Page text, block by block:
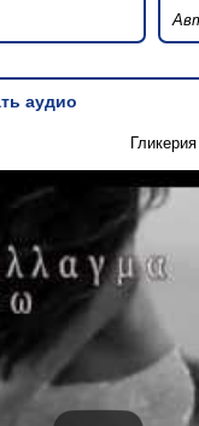
аудио
Гликерия